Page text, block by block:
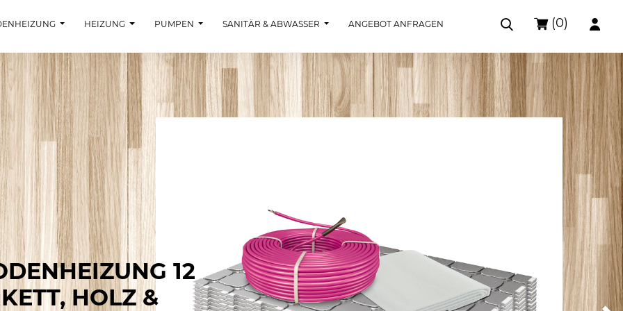
HEIZUNG PUMPEN SANITÄR & ABWASSER ANGEBOT ANFRAGEN (0)
12 M
HOLZ & L